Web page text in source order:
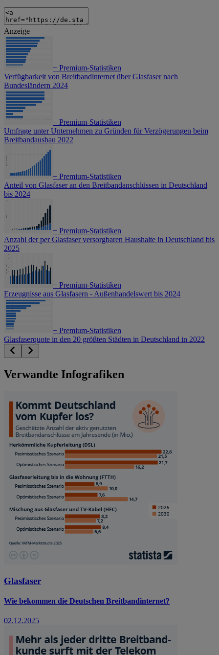
Anzeige
+ Premium-Statistiken
Verfügbarkeit von Breitbandinternet über Glasfaser nach
Bundesländern 2024
+ Premium-Statistiken
Umfrage unter Unternehmen zu Gründen für Verzögerungen beim
Breitbandausbau 2022
+ Premium-Statistiken
Anteil von Glasfaser an den Breitbandanschlüssen in Deutschland
bis 2024
+ Premium-Statistiken
Anzahl der per Glasfaser versorgbaren Haushalte in Deutschland bis
2025
+ Premium-Statistiken
Erzeugnisse aus Glasfasern - Außenhandelswert bis 2024
+ Premium-Statistiken
Glasfaserquote in den 20 größten Städten in Deutschland in 2022
Verwandte Infografiken
Glasfaser
Wie bekommen die Deutschen Breitbandinternet?
02.12.2025